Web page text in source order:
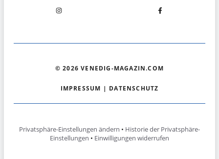
© 2026 VENEDIG-MAGAZIN.COM
IMPRESSUM | DATENSCHUTZ
Privatsphäre-Einstellungen ändern • Historie der Privatsphäre-
Einstellungen • Einwilligungen widerrufen